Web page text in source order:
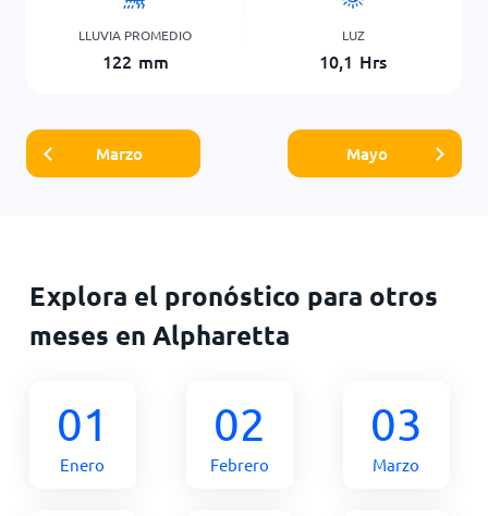
LLUVIA PROMEDIO
122 mm
LUZ
10,1 Hrs
Marzo Mayo
Explora el pronóstico para otros
meses en Alpharetta
01
Enero
02
Febrero
03
Marzo